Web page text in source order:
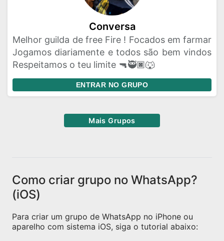
Conversa
Melhor guilda de free Fire ! Focados em farmar
Jogamos diariamente e todos são bem vindos
Respeitamos o teu limite 🔫🥷🏿🐺
ENTRAR NO GRUPO
Mais Grupos
Como criar grupo no WhatsApp?
(iOS)
Para criar um grupo de WhatsApp no iPhone ou
aparelho com sistema iOS, siga o tutorial abaixo: